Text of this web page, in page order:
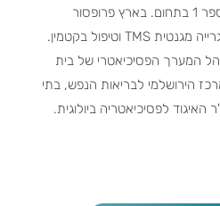
בארה"ב ונחשב כמומחה מספר 1 בתחום. בארץ פרופסור
גרינהאוס מחלוצי הטיפול בגרייה מגנטית TMS וטיפול בקטמין.
המערך הפסיכיאטרי של בית
הירושלמי לבריאות הנפש, בתי
האיגוד לפסיכיאטריה ביולוגית.